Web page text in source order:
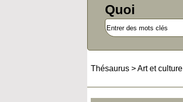
Quoi
Thésaurus >Art et culture